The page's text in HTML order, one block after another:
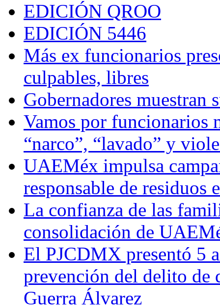
EDICIÓN QROO
EDICIÓN 5446
Más ex funcionarios
culpables, libres
Gobernadores muestran
Vamos por funcionarios
“narco”, “lavado” y
UAEMéx impulsa
responsable de residuos
La confianza de las
consolidación de
El PJCDMX presentó 5
prevención del delito de
Guerra Álvarez